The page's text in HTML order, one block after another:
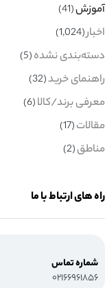
آموزش(41)
اخبار(1,024)
دسته‌بندی نشده(5)
راهنمای خرید(32)
معرفی برند/کالا(6)
مقالات(17)
مناطق(2)
راه های ارتباط با ما
شماره تماس
۰۲۱۶۶۹۶۱۸۵۶